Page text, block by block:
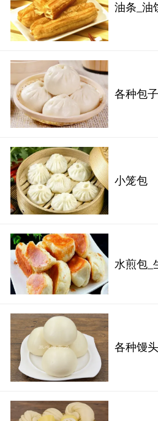
油条_油
各种包子
小笼包
水煎包_
各种馒头